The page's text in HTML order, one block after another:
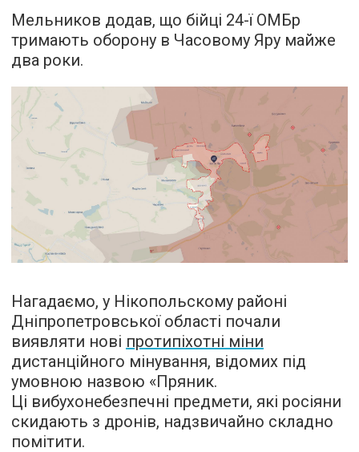
Мельников додав, що бійці 24-ї ОМБр
тримають оборону в Часовому Яру майже
два роки.
Нагадаємо, у Нікопольскому районі
Дніпропетровської області почали
виявляти нові протипіхотні міни
дистанційного мінування, відомих під
умовною назвою «Пряник.
Ці вибухонебезпечні предмети, які росіяни
скидають з дронів, надзвичайно складно
помітити.